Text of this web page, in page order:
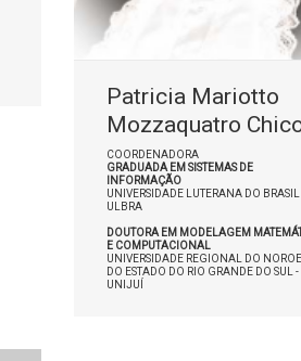
Patricia Mariotto
Mozzaquatro
COORDENADORA
GRADUADA EM SISTEMAS DE
INFORMAÇÃO
UNIVERSIDADE LUTERANA DO BRASIL
ULBRA
DOUTORA EM MODELAGEM
E COMPUTACIONAL
UNIVERSIDADE REGIONAL DO
DO ESTADO DO RIO GRANDE DO SUL -
UNIJUÍ